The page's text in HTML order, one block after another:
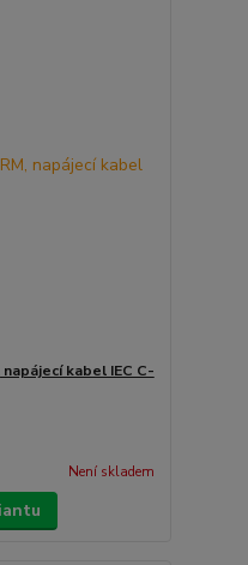
kabel IEC C-
Není skladem